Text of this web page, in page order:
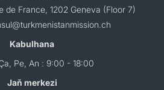
de France, 1202 Geneva (Floor 7)
Kabulhana
Pe, An : 9:00 - 18:00
Jaň merkezi